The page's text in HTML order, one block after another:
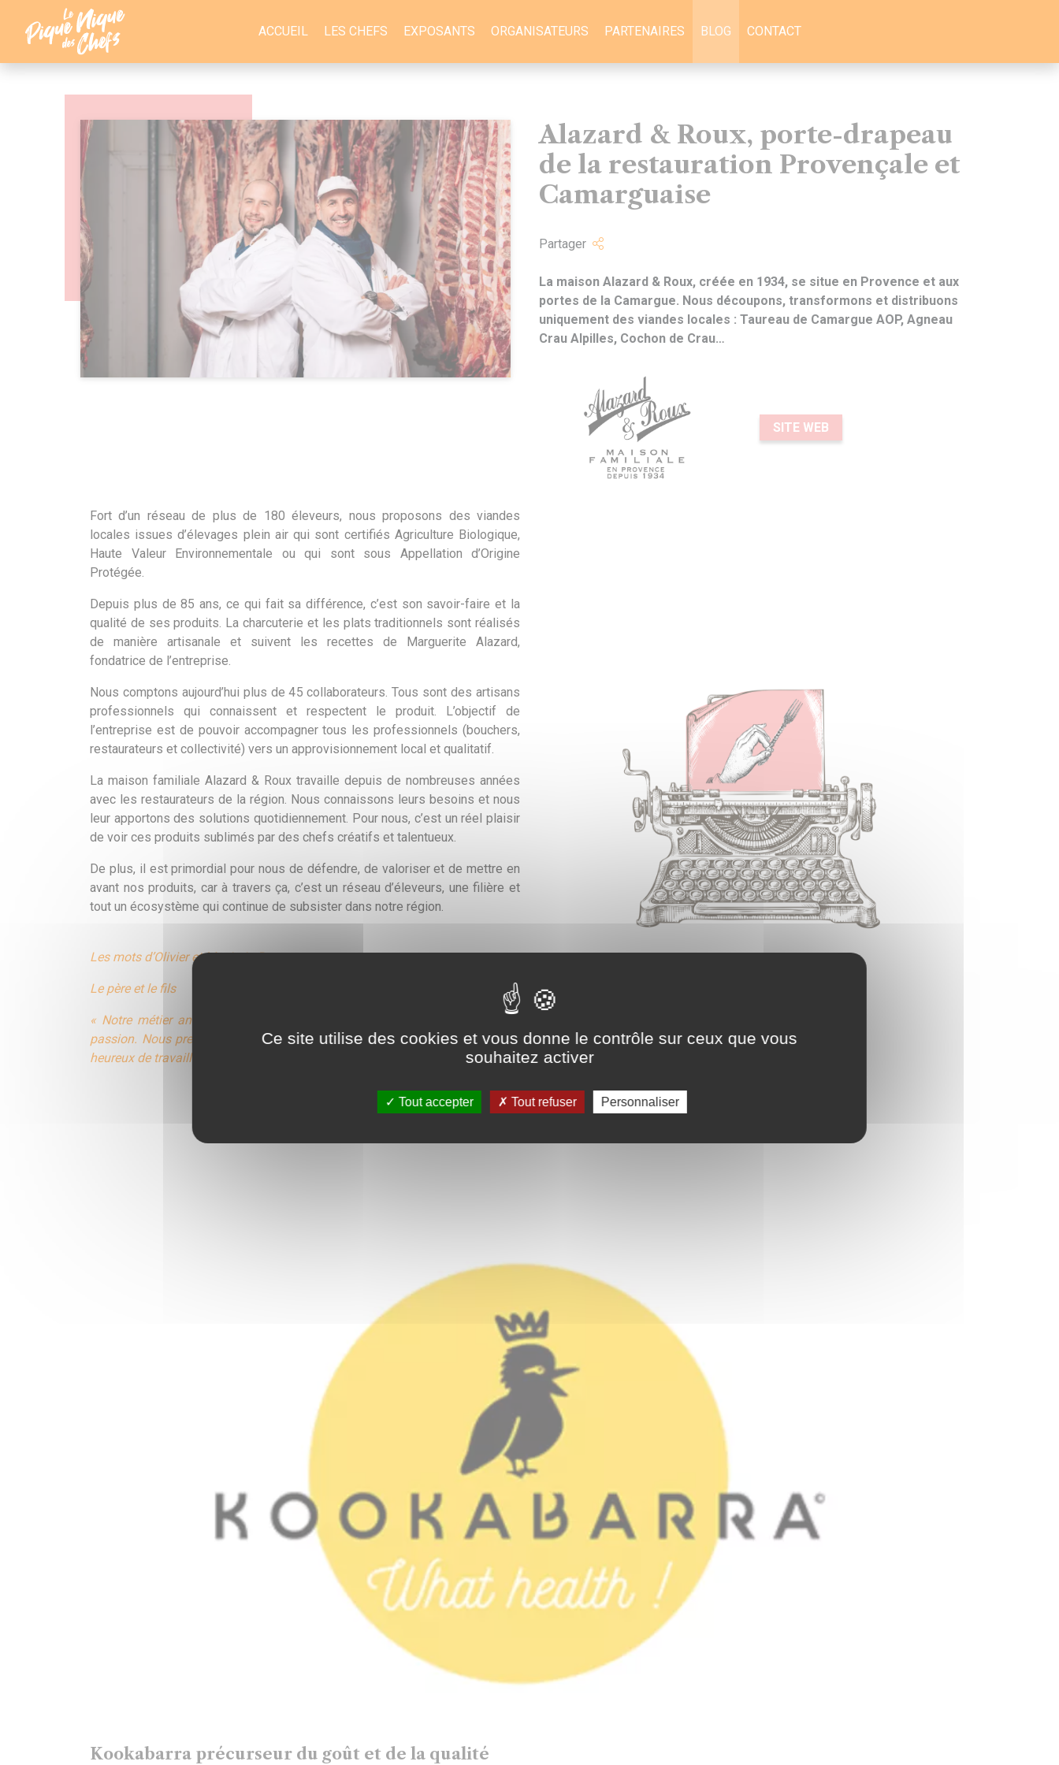
ACCUEIL LES CHEFS EXPOSANTS ORGANISATEURS PARTENAIRES BLOG CONTACT
Alazard & Roux, porte-drapeau
de la restauration Provençale et
Camarguaise
Partager
La maison Alazard & Roux, créée en 1934, se situe en Provence et aux
portes de la Camargue. Nous découpons, transformons et distribuons
uniquement des viandes locales : Taureau de Camargue AOP, Agneau
Crau Alpilles, Cochon de Crau…
SITE WEB
Fort d’un réseau de plus de 180 éleveurs, nous proposons des viandes
locales issues d’élevages plein air qui sont certifiés Agriculture Biologique,
Haute Valeur Environnementale ou qui sont sous Appellation d’Origine
Protégée.
Depuis plus de 85 ans, ce qui fait sa différence, c’est son savoir-faire et la
qualité de ses produits. La charcuterie et les plats traditionnels sont réalisés
de manière artisanale et suivent les recettes de Marguerite Alazard,
fondatrice de l’entreprise.
Nous comptons aujourd’hui plus de 45 collaborateurs. Tous sont des artisans
professionnels qui connaissent et respectent le produit. L’objectif de
l’entreprise est de pouvoir accompagner tous les professionnels (bouchers,
restaurateurs et collectivité) vers un approvisionnement local et qualitatif.
La maison familiale Alazard & Roux travaille depuis de nombreuses années
avec les restaurateurs de la région. Nous connaissons leurs besoins et nous
leur apportons des solutions quotidiennement. Pour nous, c’est un réel plaisir
de voir ces produits sublimés par des chefs créatifs et talentueux.
De plus, il est primordial pour nous de défendre, de valoriser et de mettre en
avant nos produits, car à travers ça, c’est un réseau d’éleveurs, une filière et
tout un écosystème qui continue de subsister dans notre région.
Les mots d’Olivier et Maximin Roux
Le père et le fils
« Notre métier ancestrale, d’abatteur, découpeur, transformateur, c’est notre
passion. Nous prenons du plaisir à faire de bon produit et à voir des clients
heureux de travailler avec nous. »
Kookabarra précurseur du goût et de la qualité
Panneau de gestion des cookies
Ce site utilise des cookies et vous donne le contrôle sur ceux que vous
souhaitez activer
Tout accepter Tout refuser Personnaliser